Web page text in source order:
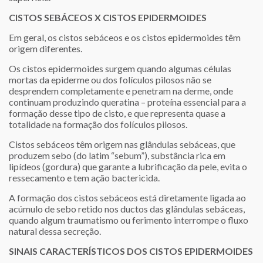
CISTOS SEBÁCEOS X CISTOS EPIDERMOIDES
Em geral, os cistos sebáceos e os cistos epidermoides têm
origem diferentes.
Os cistos epidermoides surgem quando algumas células
mortas da epiderme ou dos folículos pilosos não se
desprendem completamente e penetram na derme, onde
continuam produzindo queratina – proteína essencial para a
formação desse tipo de cisto, e que representa quase a
totalidade na formação dos folículos pilosos.
Cistos sebáceos têm origem nas glândulas sebáceas, que
produzem sebo (do latim “sebum”), substância rica em
lipídeos (gordura) que garante a lubrificação da pele, evita o
ressecamento e tem ação bactericida.
A formação dos cistos sebáceos está diretamente ligada ao
acúmulo de sebo retido nos ductos das glândulas sebáceas,
quando algum traumatismo ou ferimento interrompe o fluxo
natural dessa secreção.
SINAIS CARACTERÍSTICOS DOS CISTOS EPIDERMOIDES